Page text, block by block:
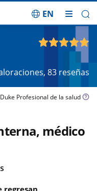
EN
83 reseñas
Duke Profesional de la salud
médico
regresan